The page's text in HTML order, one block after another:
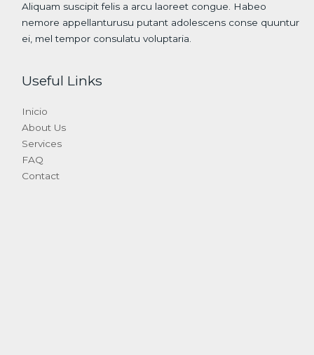
Aliquam suscipit felis a arcu laoreet congue. Habeo
nemore appellanturusu putant adolescens conse quuntur
ei, mel tempor consulatu voluptaria.
Useful Links
Inicio
About Us
Services
FAQ
Contact